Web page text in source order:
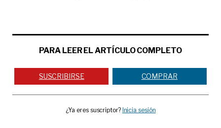
PARA LEER EL ARTÍCULO COMPLETO
SUSCRIBIRSE COMPRAR
¿Ya eres suscriptor? Inicia sesión